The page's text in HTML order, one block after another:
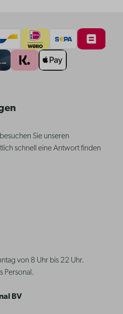
Sie unseren
schnell eine Antwort finden
von 8 Uhr bis 22 Uhr.
Personal.
BV